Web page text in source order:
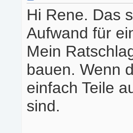
Hi Rene. Das
Aufwand für
Mein
bauen. Wenn
einfach Teile
sind.